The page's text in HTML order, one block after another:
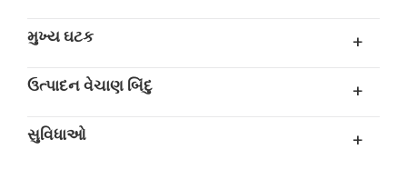
મુખ્ય ઘટક +
ઉત્પાદન વેચાણ બિંદુ +
સુવિધાઓ +